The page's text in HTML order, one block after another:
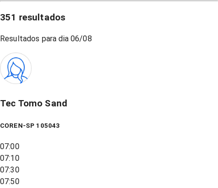
351 resultados
Resultados para dia 06/08
Tec Tomo Sand
COREN-SP 105043
07:00
07:10
07:30
07:50